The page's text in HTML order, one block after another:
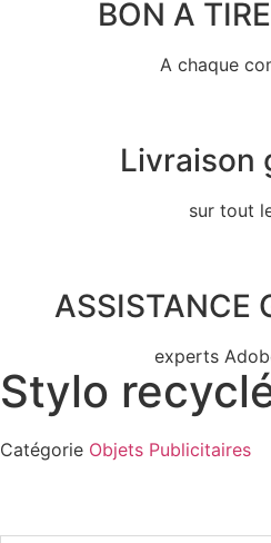
BON A
A chaque
Livraison
sur tout
ASSISTANCE
experts
Stylo
Catégorie Objets Publicitaires